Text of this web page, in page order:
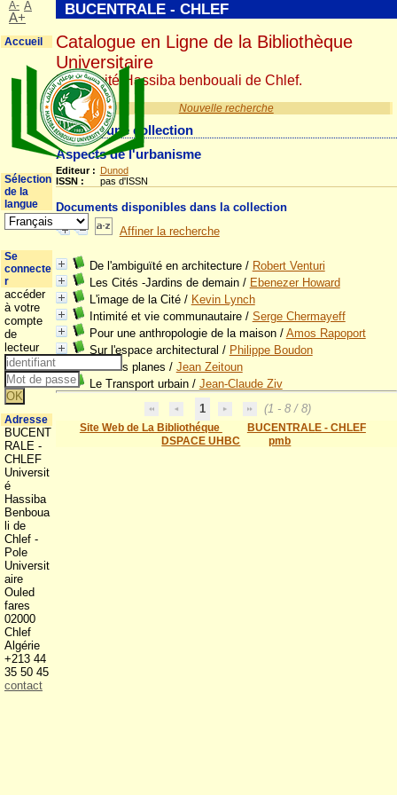
Nouvelle recherche
Détail d'une collection
Aspects de l'urbanisme
Editeur : Dunod
ISSN :
pas d'ISSN
Documents disponibles dans la collection
Affiner la recherche
De l'ambiguïté en architecture/ Robert Venturi
Les Cités -Jardins de demain/ Ebenezer Howard
L'image de la Cité/ Kevin Lynch
Intimité et vie communautaire/ Serge Chermayeff
Pour une anthropologie de la maison/ Amos Rapoport
Sur l'espace architectural / Philippe Boudon
Trames planes / Jean Zeitoun
Le Transport urbain/ Jean-Claude Ziv
1
(1 - 8 / 8)
Site Web de La Bibliothéque
BUCENTRALE - CHLEF
DSPACE UHBC
pmb
BUCENTRALE - CHLEF
Catalogue en Ligne de la Bibliothèque
Universitaire
Université Hassiba benbouali de Chlef.
A- A
A+
Accueil
Sélection
de la
langue
Se
connecte
r
accéder
à votre
compte
de
lecteur
Adresse
BUCENT
RALE -
CHLEF
Universit
é
Hassiba
Benboua
li de
Chlef -
Pole
Universit
aire
Ouled
fares
02000
Chlef
Algérie
+213 44
35 50 45
contact